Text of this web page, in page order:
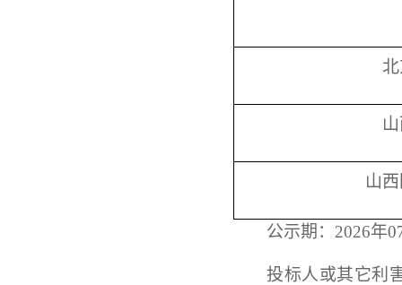
山
公示期： 2026年
投标人或其它利